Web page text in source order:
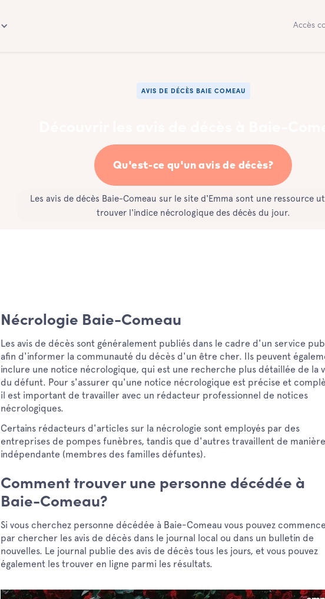
Accès
AVIS DE DÉCÈS BAIE COMEAU
Qu'est-ce qu'un avis de décès?
Les avis de décès Baie-Comeau sur le site d'Emma sont une ressource
trouver l'indice nécrologique des décès du jour.
Nécrologie Baie-Comeau
Les avis de décès sont généralement publiés dans le cadre d'un service
afin d'informer la communauté du décès d'un être cher. Ils peuvent
inclure une notice nécrologique, qui est une recherche plus détaillée de la
du défunt. Pour s'assurer qu'une notice nécrologique est précise et
il est important de travailler avec un rédacteur professionnel de notices
nécrologiques.
Certains rédacteurs d'articles sur la nécrologie sont employés par des
entreprises de pompes funèbres, tandis que d'autres travaillent de manière
indépendante (membres des familles défuntes).
Comment trouver une personne décédée à
Baie-Comeau?
Si vous cherchez personne décédée à Baie-Comeau vous pouvez
par chercher les avis de décès dans le journal local ou dans un bulletin de
nouvelles. Le journal publie des avis de décès tous les jours, et vous pouvez
également les trouver en ligne parmi les résultats.